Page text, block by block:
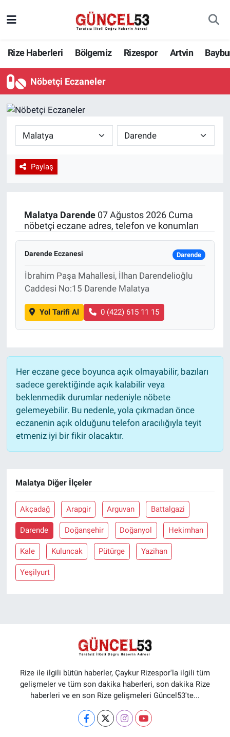
Rize Haberleri Bölgemiz Rizespor Artvin
Nöbetçi Eczaneler
Paylaş
Malatya Darende07 Ağustos 2026 Cuma
nöbetçi eczane adres, telefon ve konumları
Darende Eczanesi Darende
İbrahim Paşa Mahallesi, İlhan Darendelioğlu
Caddesi No:15 Darende Malatya
Yol Tarifi Al 0 (422) 615 11 15
Her eczane gece boyunca açık olmayabilir, bazıları
sadece gerektiğinde açık kalabilir veya
beklenmedik durumlar nedeniyle nöbete
gelemeyebilir. Bu nedenle, yola çıkmadan önce
eczanenin açık olduğunu telefon aracılığıyla teyit
etmeniz iyi bir fikir olacaktır.
Malatya Diğer İlçeler
Akçadağ Arapgir Arguvan Battalgazi
Darende Doğanşehir Doğanyol Hekimhan
Kale Kuluncak Pütürge Yazihan
Yeşilyurt
Rize ile ilgili bütün haberler, Çaykur Rizespor'la ilgili tüm
gelişmeler ve tüm son dakika haberleri, son dakika Rize
haberleri ve en son Rize gelişmeleri Güncel53'te...